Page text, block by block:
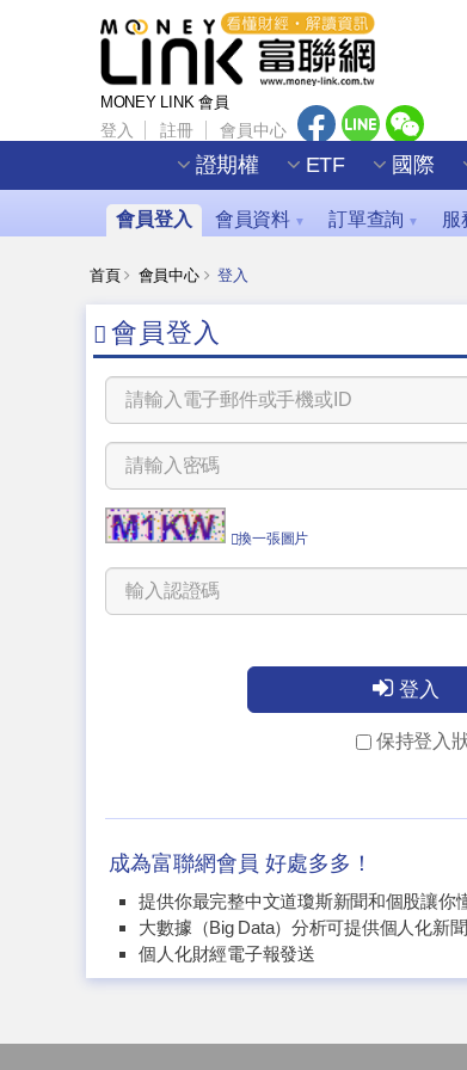
MONEY LINK 會員
登入 註冊 會員中心
證期權 ETF 國際
會員登入 會員資料 ▼ 訂單查詢 ▼ 服
首頁 會員中心 登入
會員登入
換一張圖片
登入
保持登入
成為富聯網會員 好處多多！
提供你最完整中文道瓊斯新聞和個股讓你
大數據（Big Data）分析可提供個人化新
個人化財經電子報發送